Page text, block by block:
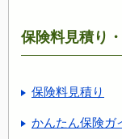
保険料見積り
保険料見積り
かんたん保険ガ